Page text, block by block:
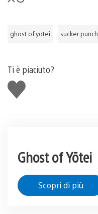
ghost of yotei sucker punch
Ti è piaciuto?
Mi
piace
Ghost of Yōtei
Scopri di più